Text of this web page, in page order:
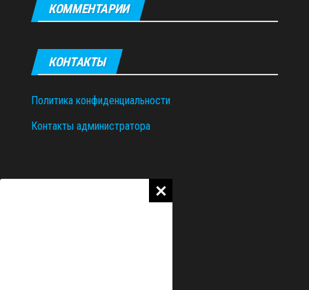
КОММЕНТАРИИ
КОНТАКТЫ
Политика конфиденциальности
Контакты администратора